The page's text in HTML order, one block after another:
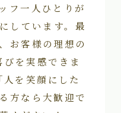
フ一人ひとりが
しています。最
お客様の理想の
を実感できま
を笑顔にした
方なら大歓迎で